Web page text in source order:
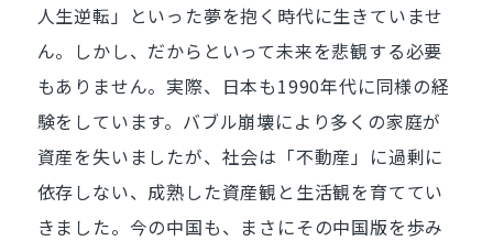
人生逆転」といった夢を抱く時代に生きていませ
ん。しかし、だからといって未来を悲観する必要
もありません。実際、日本も1990年代に同様の経
験をしています。バブル崩壊により多くの家庭が
資産を失いましたが、社会は「不動産」に過剰に
依存しない、成熟した資産観と生活観を育ててい
きました。今の中国も、まさにその中国版を歩み